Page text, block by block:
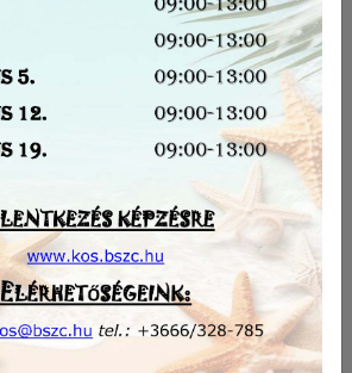
2025. november 02. között AZ
ügyintézési nap: 2025. november
Julianna